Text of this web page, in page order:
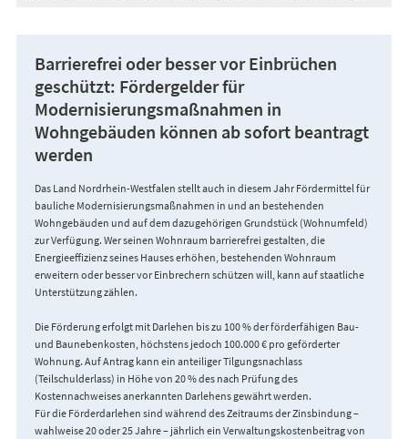
Barrierefrei oder besser vor Einbrüchen
geschützt: Fördergelder für
Modernisierungsmaßnahmen in
Wohngebäuden können ab sofort beantragt
werden
Das Land Nordrhein-Westfalen stellt auch in diesem Jahr Fördermittel für
bauliche Modernisierungsmaßnahmen in und an bestehenden
Wohngebäuden und auf dem dazugehörigen Grundstück (Wohnumfeld)
zur Verfügung. Wer seinen Wohnraum barrierefrei gestalten, die
Energieeffizienz seines Hauses erhöhen, bestehenden Wohnraum
erweitern oder besser vor Einbrechern schützen will, kann auf staatliche
Unterstützung zählen.
Die Förderung erfolgt mit Darlehen bis zu 100 % der förderfähigen Bau-
und Baunebenkosten, höchstens jedoch 100.000 € pro geförderter
Wohnung. Auf Antrag kann ein anteiliger Tilgungsnachlass
(Teilschulderlass) in Höhe von 20 % des nach Prüfung des
Kostennachweises anerkannten Darlehens gewährt werden.
Für die Förderdarlehen sind während des Zeitraums der Zinsbindung –
wahlweise 20 oder 25 Jahre – jährlich ein Verwaltungskostenbeitrag von